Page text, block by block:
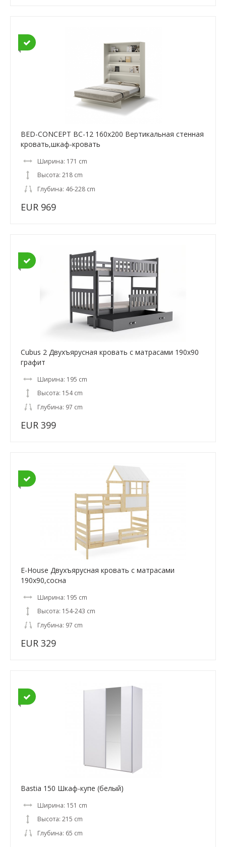
BED-CONCEPT BC-12 160x200 Вертикальная cтенная
кровать,шкаф-кровать
Ширина: 171 cm
Высота: 218 cm
Глубина: 46-228 cm
EUR 969
Cubus 2 Двухъярусная кровать с матрасами 190x90
графит
Ширина: 195 cm
Высота: 154 cm
Глубина: 97 cm
EUR 399
E-House Двухъярусная кровать с матрасами
190x90,сосна
Ширина: 195 cm
Высота: 154-243 cm
Глубина: 97 cm
EUR 329
Bastia 150 Шкаф-купе (белый)
Ширина: 151 cm
Высота: 215 cm
Глубина: 65 cm